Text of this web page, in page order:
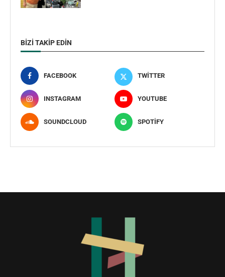
BIZI TAKIP EDIN
FACEBOOK TWITTER
INSTAGRAM YOUTUBE
SOUNDCLOUD SPOTIFY